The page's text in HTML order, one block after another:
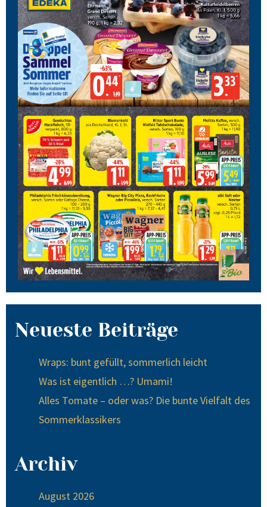
Neueste Beiträge
Wraps: bunt gefüllt, sommerlich leicht
Was ist eigentlich …? Umami!
Alles Tomate – oder was? Die bunte Vielfalt des
Sommerklassikers
Archiv
August 2026